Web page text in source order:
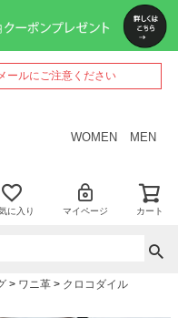
ールにご注意ください
WOMEN MEN
に入り マイページ カート
ワニ革 クロコダイル
ペー
ジト
ップ
へ